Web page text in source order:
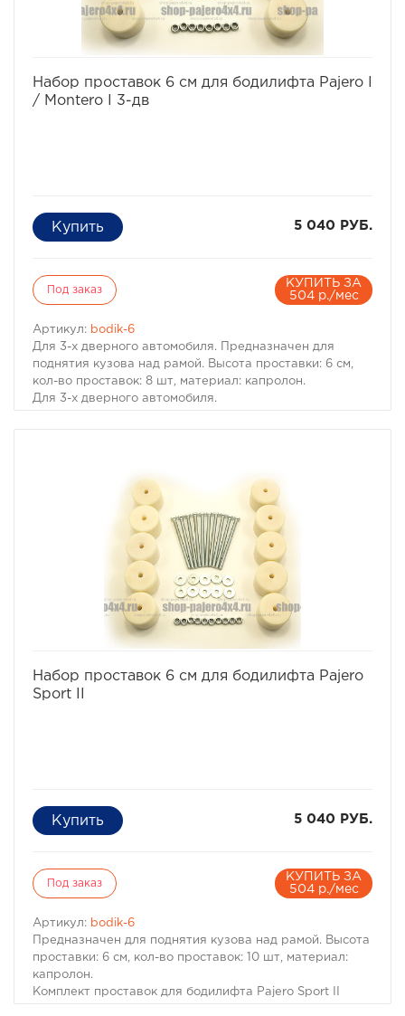
· Кол-во проставок: 12 шт
· Материал: капролон
Комплект проставок для бодилифта Pajero I / Montero I
Набор проставок 6 см для бодилифта Pajero I
/ Montero I 3-дв
5 040 РУБ.
Под заказ
КУПИТЬ ЗА
504 р./мес
Артикул: bodik-6
Для 3-х дверного автомобиля. Предназначен для
поднятия кузова над рамой. Высота проставки: 6 см,
кол-во проставок: 8 шт, материал: капролон.
Для 3-х дверного автомобиля.
условиях офф-роуд.
В комплект проставок для бодилифта Pajero I / Montero
I входят сами проставки, а также болты, гайки и шайбы
Характеристики Комплекта проставок для бодилифта
Pajero I / Montero I:
· Высота проставки: 6 см
· Кол-во проставок: 8 шт
· Материал: капролон
Комплект проставок для бодилифта Pajero I / Montero I
Набор проставок 6 см для бодилифта Pajero
Sport II
5 040 РУБ.
Под заказ
КУПИТЬ ЗА
504 р./мес
Артикул: bodik-6
Предназначен для поднятия кузова над рамой. Высота
проставки: 6 см, кол-во проставок: 10 шт, материал:
капролон.
Комплект проставок для бодилифта Pajero Sport II